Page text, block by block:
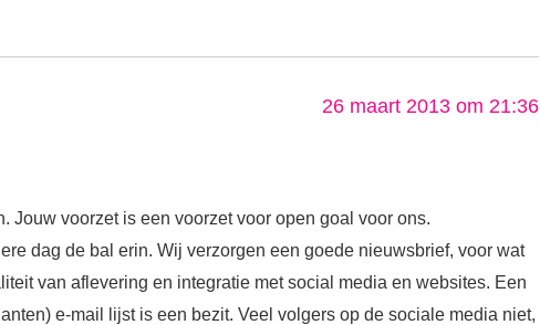
26 maart 2013 om 21:36
Jouw voorzet is een voorzet voor open goal voor ons.
dag de bal erin. Wij verzorgen een goede nieuwsbrief, voor wat
van aflevering en integratie met social media en websites. Een
e-mail lijst is een bezit. Veel volgers op de sociale media niet,